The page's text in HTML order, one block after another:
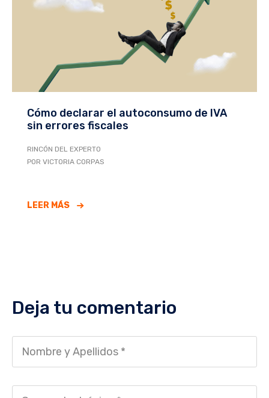
Cómo declarar el autoconsumo de IVA
sin errores fiscales
RINCÓN DEL EXPERTO
POR VICTORIA CORPAS
LEER MÁS
Deja tu comentario